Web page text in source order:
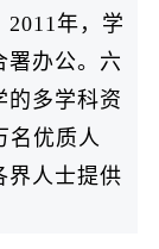
年，学
署办公。六
的多学科资
名优质人
界人士提供